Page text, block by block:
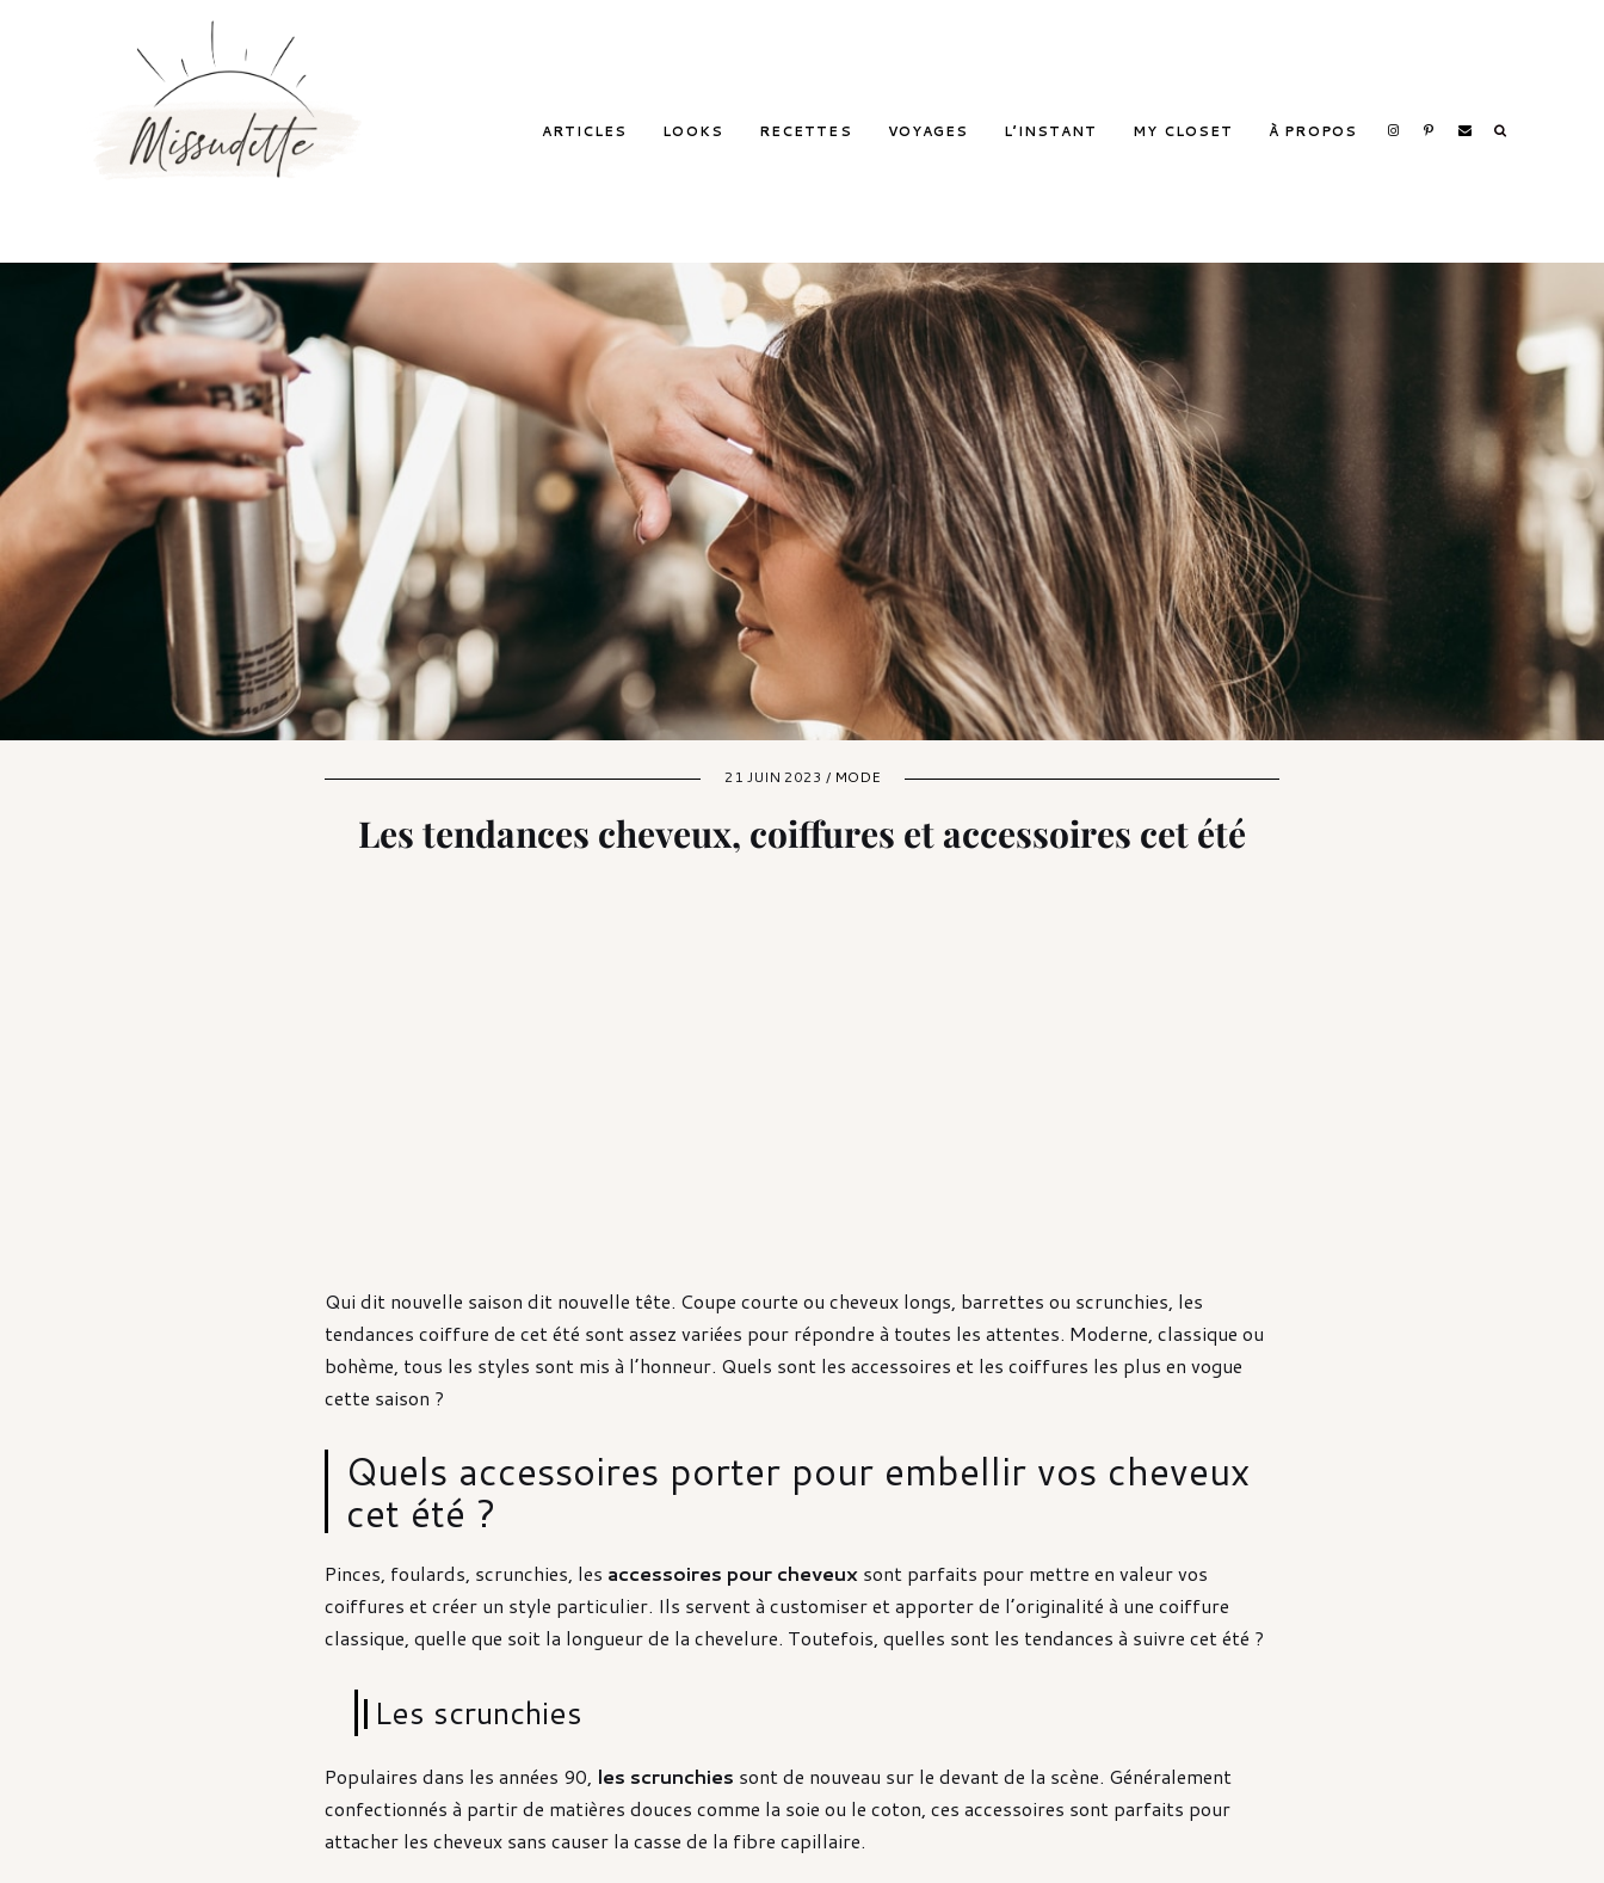
ARTICLES LOOKS RECETTES VOYAGES L’INSTANT MY CLOSET À PROPOS
21 JUIN 2023 / MODE
Les tendances cheveux, coiffures et accessoires cet été
Qui dit nouvelle saison dit nouvelle tête. Coupe courte ou cheveux longs, barrettes ou scrunchies, les
tendances coiffure de cet été sont assez variées pour répondre à toutes les attentes. Moderne, classique ou
bohème, tous les styles sont mis à l’honneur. Quels sont les accessoires et les coiffures les plus en vogue
cette saison ?
Quels accessoires porter pour embellir vos cheveux
cet été ?
Pinces, foulards, scrunchies, les accessoires pour cheveux sont parfaits pour mettre en valeur vos
coiffures et créer un style particulier. Ils servent à customiser et apporter de l’originalité à une coiffure
classique, quelle que soit la longueur de la chevelure. Toutefois, quelles sont les tendances à suivre cet été ?
Les scrunchies
Populaires dans les années 90, les scrunchies sont de nouveau sur le devant de la scène. Généralement
confectionnés à partir de matières douces comme la soie ou le coton, ces accessoires sont parfaits pour
attacher les cheveux sans causer la casse de la fibre capillaire.